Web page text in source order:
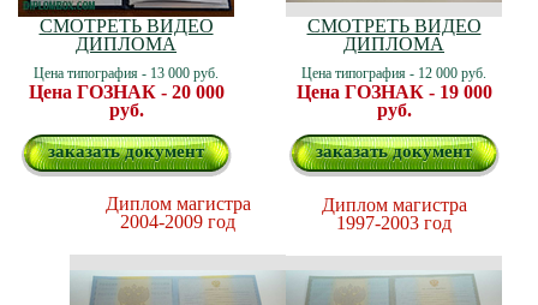
СМОТРЕТЬ ВИДЕО
ДИПЛОМА
Цена типография - 13 000 руб.
Цена ГОЗНАК - 20 000
руб.
заказать документ
СМОТРЕТЬ ВИДЕО
ДИПЛОМА
Цена типография - 12 000 руб.
Цена ГОЗНАК - 19 000
руб.
заказать документ
Диплом магистра
2004-2009 год
Диплом магистра
1997-2003 год